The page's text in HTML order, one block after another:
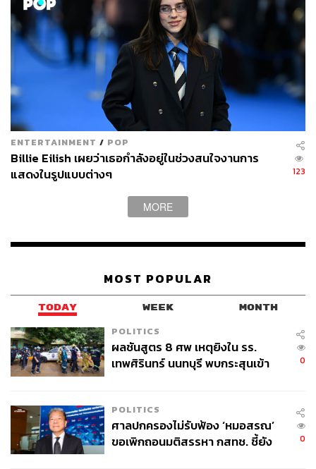
ENTERTAINMENT / POP
Billie Eilish เผยว่าเธอกำลังอยู่ในช่วงสนใจงานการ
แสดงในรูปแบบต่างๆ
123
MORE
MOST POPULAR
TODAY WEEK MONTH
POLITICS
ผลชันสูตร 8 ศพ เหตุยิงใน รร.
เทพศิรินทร์ นนทบุรี พบกระสุนเข้า
0
POLITICS
ศาลปกครองไม่รับฟ้อง ‘หมอสรณ’
ขอเพิกถอนมติสรรหา กสทช. ชี้ยัง
0